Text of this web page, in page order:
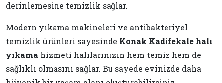
derinlemesine temizlik sağlar.
Modern yıkama makineleri ve antibakteriyel
temizlik ürünleri sayesinde Konak Kadifekale halı
yıkama hizmeti halılarınızın hem temiz hem de
sağlıklı olmasını sağlar. Bu sayede evinizde daha